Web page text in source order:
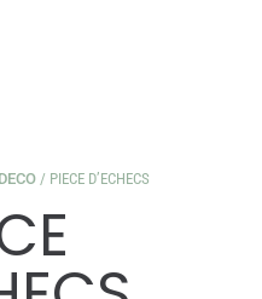
/ PIECE D’ECHECS